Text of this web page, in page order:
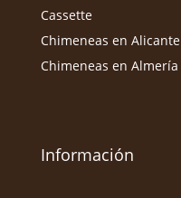
Cassette
Chimeneas en Alicante
Chimeneas en Almería
Información